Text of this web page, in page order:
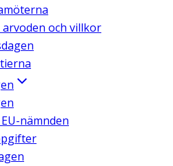
och villkor
nämnden